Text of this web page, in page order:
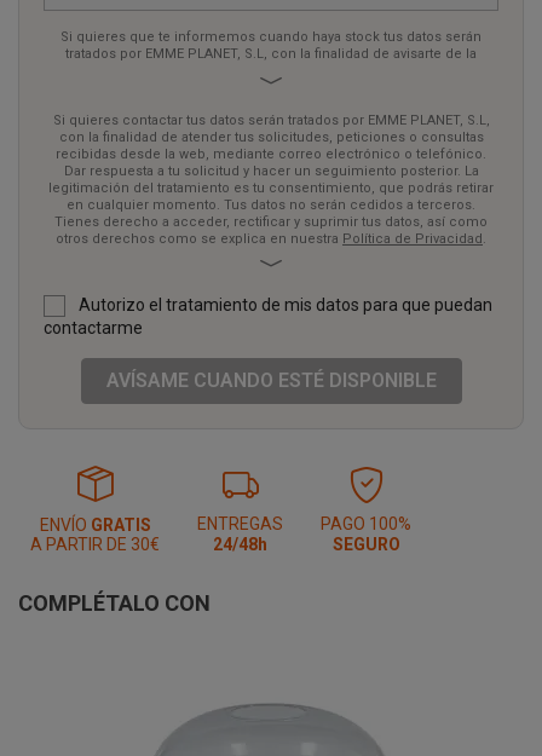
Si quieres que te informemos cuando haya stock tus datos serán
tratados por EMME PLANET, S.L, con la finalidad de avisarte de la
solicitud y hacer un seguimiento posterior. La legitimación del
momento. Tus datos no serán cedidos a terceros. Tienes derecho a
acceder, rectificar y suprimir tus datos, así como otros derechos
como se explica en nuestraPolítica de Privacidad.
Si quieres contactar tus datos serán tratados por EMME PLANET, S.L,
con la finalidad de atender tus solicitudes, peticiones o consultas
recibidas desde la web, mediante correo electrónico o telefónico.
Dar respuesta a tu solicitud y hacer un seguimiento posterior. La
legitimación del tratamiento es tu consentimiento, que podrás retirar
en cualquier momento. Tus datos no serán cedidos a terceros.
Tienes derecho a acceder, rectificar y suprimir tus datos, así como
otros derechos como se explica en nuestra Política de Privacidad.
Autorizo el tratamiento de mis datos para que puedan
contactarme
AVÍSAME CUANDO ESTÉ DISPONIBLE
ENVÍO GRATIS
A PARTIR DE 30€
ENTREGAS
24/48h
PAGO 100%
SEGURO
COMPLÉTALO CON